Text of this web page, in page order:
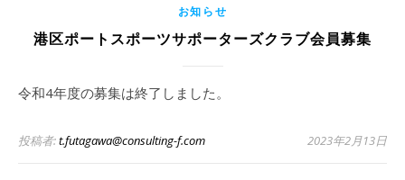
お知らせ
港区ポートスポーツサポーターズクラブ会員募集
令和4年度の募集は終了しました。
投稿者:t.futagawa@consulting-f.com 2023年2月13日